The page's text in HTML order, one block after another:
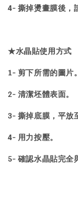
4- 撕掉燙畫膜後，
★水晶貼使用方式
1- 剪下所需的圖片。
2- 清潔坯體表面。
3- 撕掉底膜，平放
4- 用力按壓。
5- 確認水晶貼完全